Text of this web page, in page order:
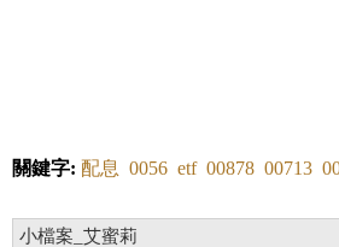
關鍵字: 配息 0056 etf 00878 00713
小檔案_艾蜜莉